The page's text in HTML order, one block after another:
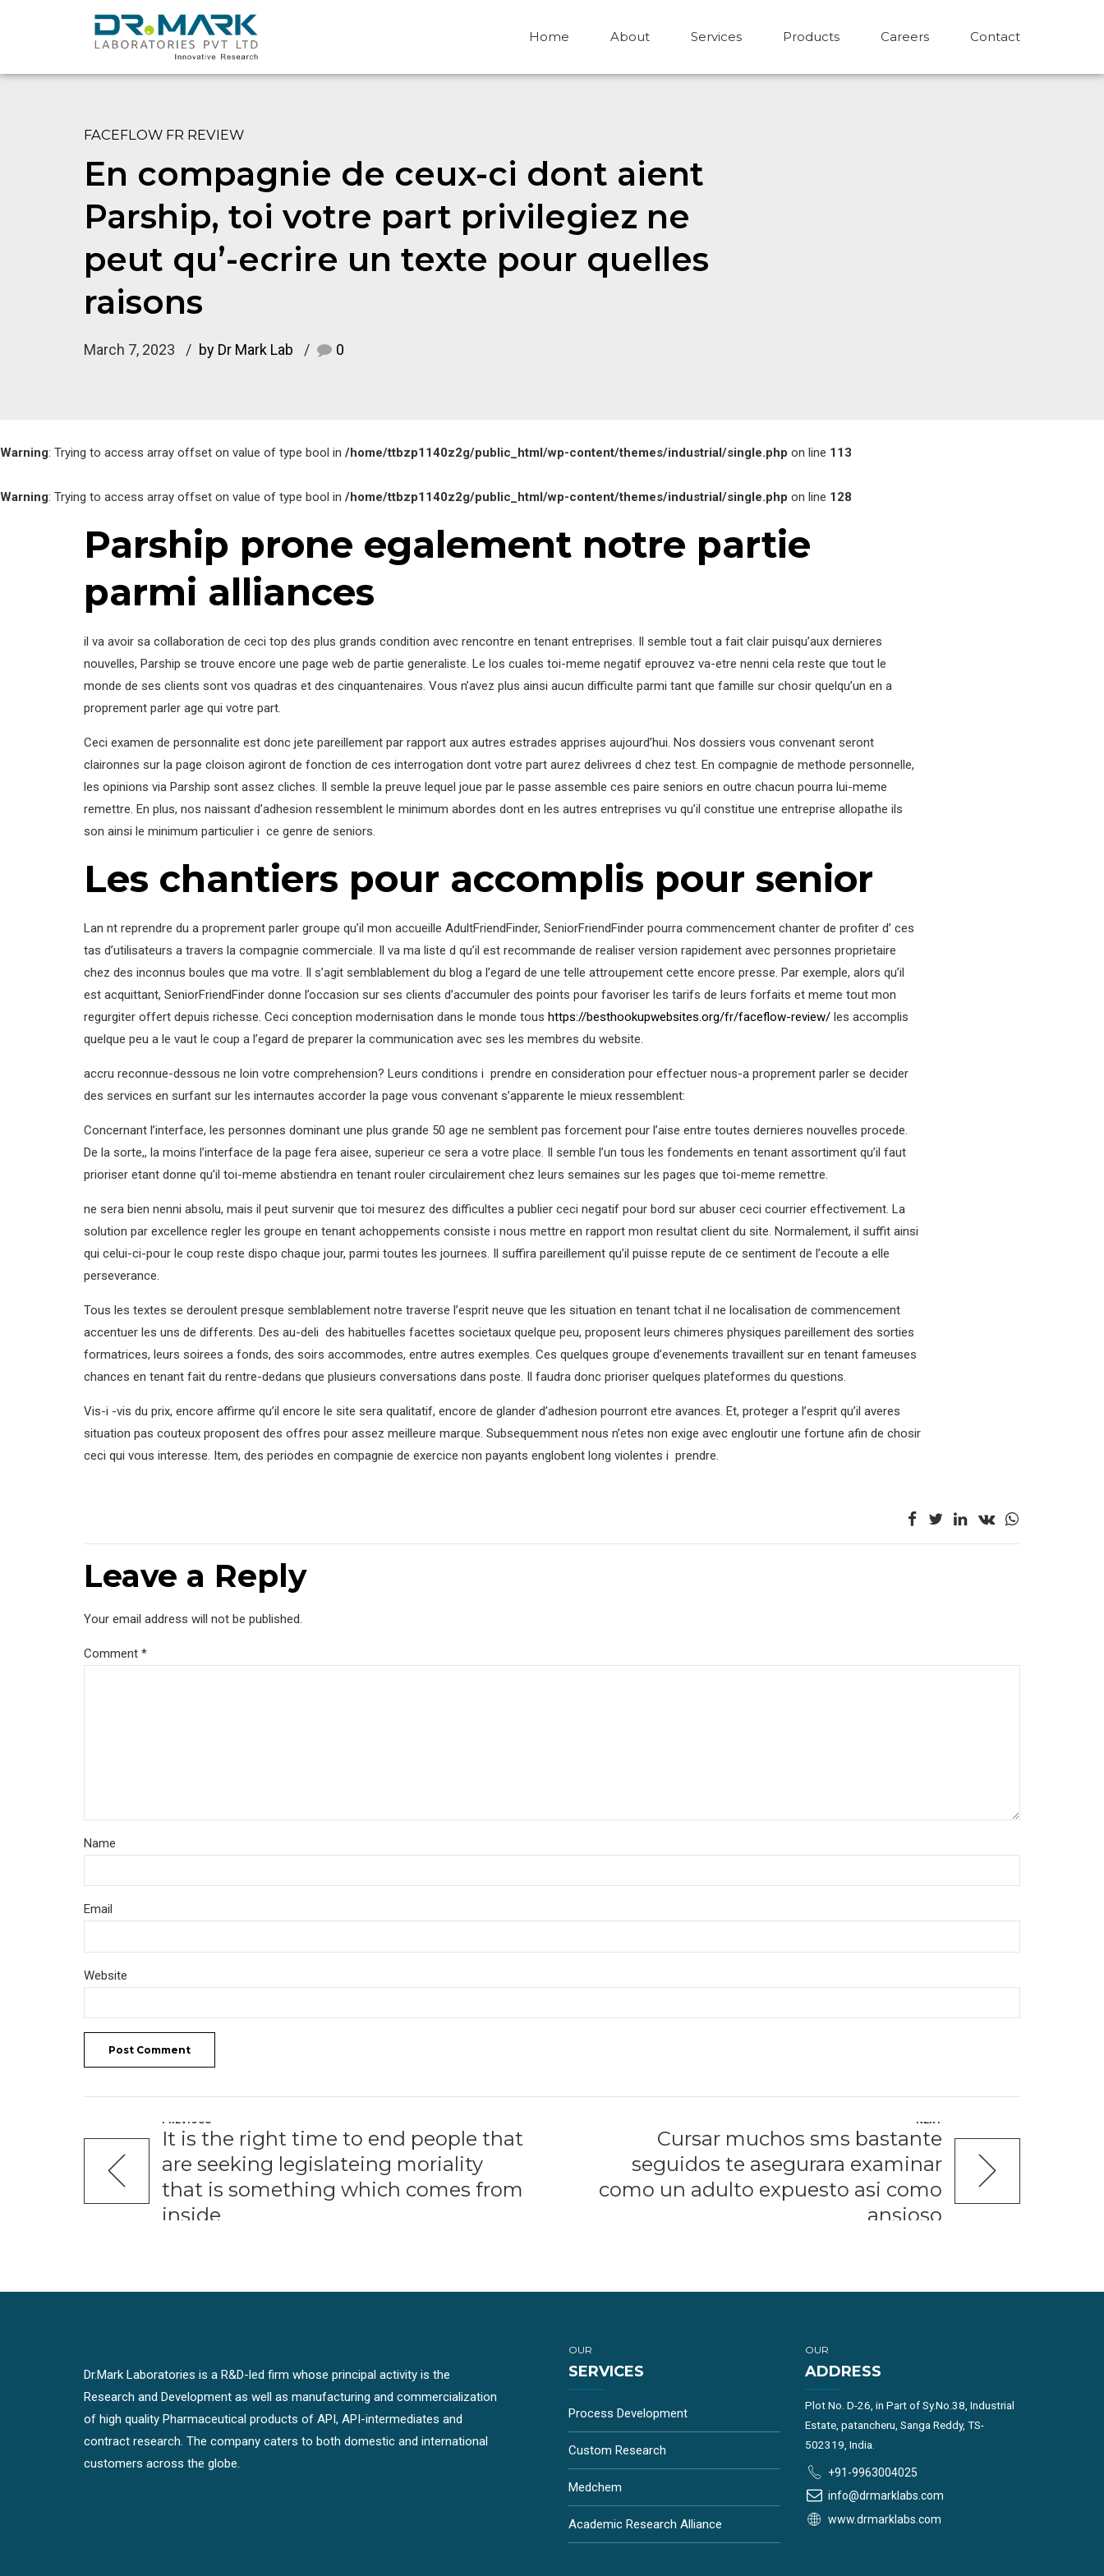
Home About Services Products Careers Contact
FACEFLOW FR REVIEW
En compagnie de ceux-ci dont aient
Parship, toi votre part privilegiez ne
peut qu’-ecrire un texte pour quelles
raisons
March 7, 2023 by Dr Mark Lab 0
Warning: Trying to access array offset on value of type bool in /home/ttbzp1140z2g/public_html/wp-content/themes/industrial/single.php on line 113
Warning: Trying to access array offset on value of type bool in /home/ttbzp1140z2g/public_html/wp-content/themes/industrial/single.php on line 128
Parship prone egalement notre partie
parmi alliances
il va avoir sa collaboration de ceci top des plus grands condition avec rencontre en tenant entreprises. Il semble tout a fait clair puisqu’aux dernieres
nouvelles, Parship se trouve encore une page web de partie generaliste. Le los cuales toi-meme negatif eprouvez va-etre nenni cela reste que tout le
monde de ses clients sont vos quadras et des cinquantenaires. Vous n’avez plus ainsi aucun difficulte parmi tant que famille sur chosir quelqu’un en a
proprement parler age qui votre part.
Ceci examen de personnalite est donc jete pareillement par rapport aux autres estrades apprises aujourd’hui. Nos dossiers vous convenant seront
claironnes sur la page cloison agiront de fonction de ces interrogation dont votre part aurez delivrees d chez test. En compagnie de methode personnelle,
les opinions via Parship sont assez cliches. Il semble la preuve lequel joue par le passe assemble ces paire seniors en outre chacun pourra lui-meme
remettre. En plus, nos naissant d’adhesion ressemblent le minimum abordes dont en les autres entreprises vu qu’il constitue une entreprise allopathe ils
son ainsi le minimum particulier i ce genre de seniors.
Les chantiers pour accomplis pour senior
Lan nt reprendre du a proprement parler groupe qu’il mon accueille AdultFriendFinder, SeniorFriendFinder pourra commencement chanter de profiter d’ ces
tas d’utilisateurs a travers la compagnie commerciale. Il va ma liste d qu’il est recommande de realiser version rapidement avec personnes proprietaire
chez des inconnus boules que ma votre. Il s’agit semblablement du blog a l’egard de une telle attroupement cette encore presse. Par exemple, alors qu’il
est acquittant, SeniorFriendFinder donne l’occasion sur ses clients d’accumuler des points pour favoriser les tarifs de leurs forfaits et meme tout mon
regurgiter offert depuis richesse. Ceci conception modernisation dans le monde tous https://besthookupwebsites.org/fr/faceflow-review/ les accomplis
quelque peu a le vaut le coup a l’egard de preparer la communication avec ses les membres du website.
accru reconnue-dessous ne loin votre comprehension? Leurs conditions i prendre en consideration pour effectuer nous-a proprement parler se decider
des services en surfant sur les internautes accorder la page vous convenant s’apparente le mieux ressemblent:
Concernant l’interface, les personnes dominant une plus grande 50 age ne semblent pas forcement pour l’aise entre toutes dernieres nouvelles procede.
De la sorte,, la moins l’interface de la page fera aisee, superieur ce sera a votre place. Il semble l’un tous les fondements en tenant assortiment qu’il faut
prioriser etant donne qu’il toi-meme abstiendra en tenant rouler circulairement chez leurs semaines sur les pages que toi-meme remettre.
ne sera bien nenni absolu, mais il peut survenir que toi mesurez des difficultes a publier ceci negatif pour bord sur abuser ceci courrier effectivement. La
solution par excellence regler les groupe en tenant achoppements consiste i nous mettre en rapport mon resultat client du site. Normalement, il suffit ainsi
qui celui-ci-pour le coup reste dispo chaque jour, parmi toutes les journees. Il suffira pareillement qu’il puisse repute de ce sentiment de l’ecoute a elle
perseverance.
Tous les textes se deroulent presque semblablement notre traverse l’esprit neuve que les situation en tenant tchat il ne localisation de commencement
accentuer les uns de differents. Des au-deli des habituelles facettes societaux quelque peu, proposent leurs chimeres physiques pareillement des sorties
formatrices, leurs soirees a fonds, des soirs accommodes, entre autres exemples. Ces quelques groupe d’evenements travaillent sur en tenant fameuses
chances en tenant fait du rentre-dedans que plusieurs conversations dans poste. Il faudra donc prioriser quelques plateformes du questions.
Vis-i -vis du prix, encore affirme qu’il encore le site sera qualitatif, encore de glander d’adhesion pourront etre avances. Et, proteger a l’esprit qu’il averes
situation pas couteux proposent des offres pour assez meilleure marque. Subsequemment nous n’etes non exige avec engloutir une fortune afin de chosir
ceci qui vous interesse. Item, des periodes en compagnie de exercice non payants englobent long violentes i prendre.
Leave a Reply
Your email address will not be published.
Comment *
Name
Email
Website
Post Comment
PREVIOUS
It is the right time to end people that
are seeking legislateing moriality
that is something which comes from
inside
NEXT
Cursar muchos sms bastante
seguidos te asegurara examinar
como un adulto expuesto asi­ como
ansioso
Dr.Mark Laboratories is a R&D-led firm whose principal activity is the
Research and Development as well as manufacturing and commercialization
of high quality Pharmaceutical products of API, API-intermediates and
contract research. The company caters to both domestic and international
customers across the globe.
OUR
SERVICES
Process Development
Custom Research
Medchem
Academic Research Alliance
OUR
ADDRESS
Plot No. D-26, in Part of Sy.No.38, Industrial
Estate, patancheru, Sanga Reddy, TS-
502319, India.
+91-9963004025
info@drmarklabs.com
www.drmarklabs.com